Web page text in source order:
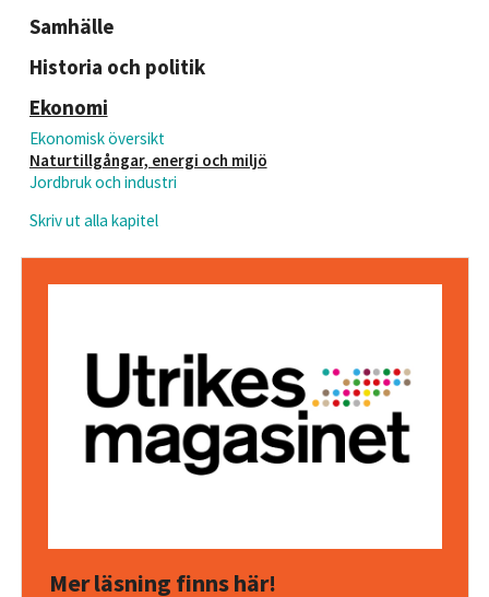
Samhälle
Historia och politik
Ekonomi
Ekonomisk översikt
Naturtillgångar, energi och miljö
Jordbruk och industri
Skriv ut alla kapitel
Mer läsning finns här!